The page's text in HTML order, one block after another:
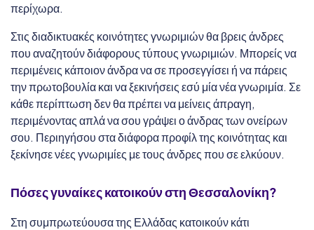
περίχωρα.
Στις διαδικτυακές κοινότητες γνωριμιών θα βρεις άνδρες
που αναζητούν διάφορους τύπους γνωριμιών. Μπορείς να
περιμένεις κάποιον άνδρα να σε προσεγγίσει ή να πάρεις
την πρωτοβουλία και να ξεκινήσεις εσύ μία νέα γνωριμία. Σε
κάθε περίπτωση δεν θα πρέπει να μείνεις άπραγη,
περιμένοντας απλά να σου γράψει ο άνδρας των ονείρων
σου. Περιηγήσου στα διάφορα προφίλ της κοινότητας και
ξεκίνησε νέες γνωριμίες με τους άνδρες που σε ελκύουν.
Πόσες γυναίκες κατοικούν στηΘεσσαλονίκη?
Στη συμπρωτεύουσα της Ελλάδας κατοικούν κάτι